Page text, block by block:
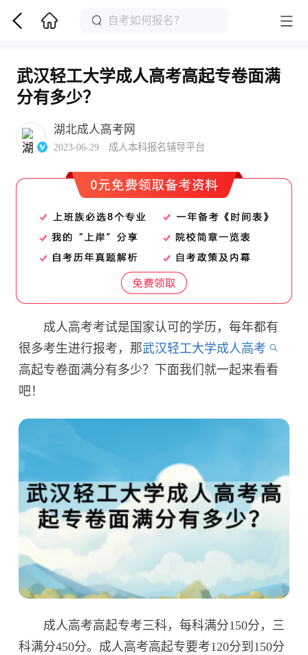
武汉轻工大学成人高考高起专卷面满
分有多少？
湖北成人高考网
2023-06-29 成人本科报名辅导平台
成人高考考试是国家认可的学历，每年都有
很多考生进行报考，那武汉轻工大学成人高考
高起专卷面满分有多少？下面我们就一起来看看
吧！
成人高考高起专考三科，每科满分150分，三
科满分450分。成人高考高起专要考120分到150分